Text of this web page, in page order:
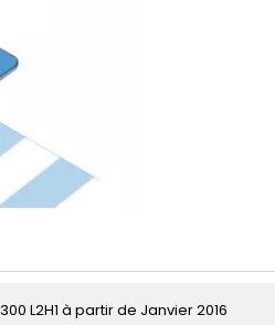
L2H1 à partir de Janvier 2016